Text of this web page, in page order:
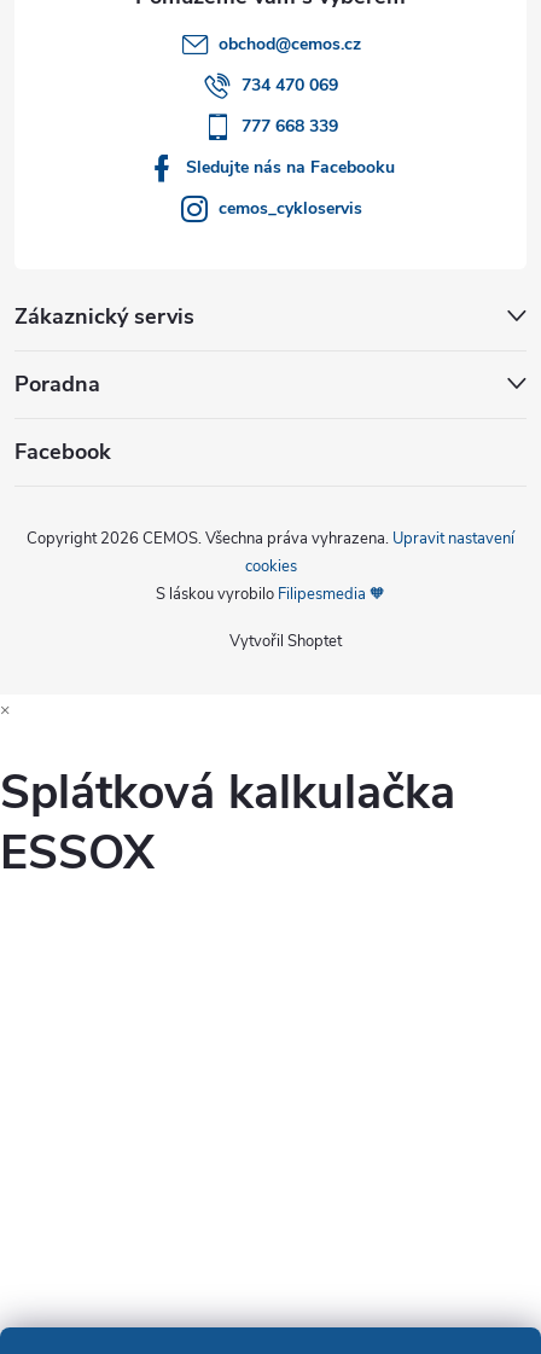
obchod@cemos.cz
734 470 069
777 668 339
Sledujte nás na Facebooku
cemos_cykloservis
Zákaznický servis
Poradna
Facebook
Vytvořil Shoptet
Copyright 2026 CEMOS. Všechna práva vyhrazena. Upravit nastavení
cookies
S láskou vyrobilo Filipesmedia 🧡
×
Splátková kalkulačka
ESSOX